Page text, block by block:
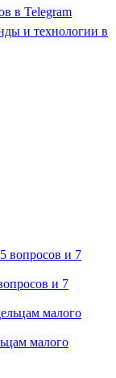
в Telegram
и технологии в
и 7
малого